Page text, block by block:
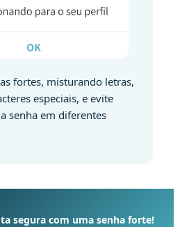
fortes, misturando letras,
especiais, e evite
senha em diferentes
segura com uma senha forte!